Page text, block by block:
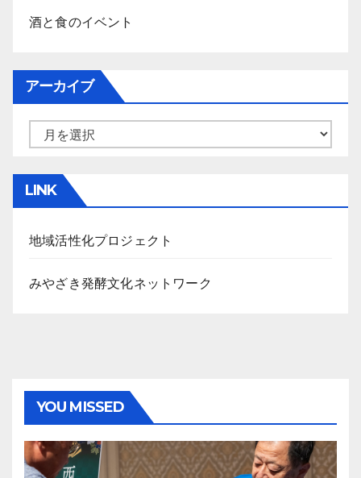
酒と食のイベント
アーカイブ
LINK
地域活性化プロジェクト
みやざき発酵文化ネットワーク
YOU MISSED